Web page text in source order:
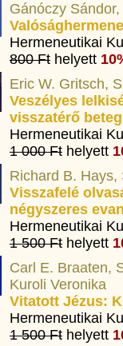
Gánóczy
Hermeneutikai
800 Ft helyett
Eric W. Gritsch,
Veszélyes
visszatérő
Hermeneutikai
1 000 Ft helyett
Richard B. Hays,
Visszafelé
négyszeres
Hermeneutikai
1 500 Ft helyett
Carl E. Braaten,
Kuroli Veronika
Vitatott Jézus:
Hermeneutikai
1 500 Ft helyett